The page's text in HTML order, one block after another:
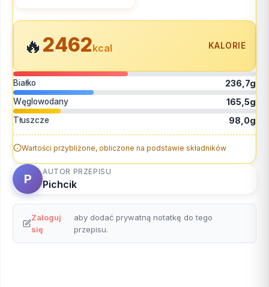
🔥2462kcal KALORIE
Białko 236,7g
Węglowodany 165,5g
Tłuszcze 98,0g
Wartości przybliżone, obliczone na podstawie składników
P
AUTOR PRZEPISU
Pichcik
Zaloguj
się
aby dodać prywatną notatkę do tego
przepisu.